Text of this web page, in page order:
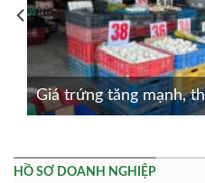
Giá trứng tăng mạnh,
HỒ SƠ DOANH NGHIỆP